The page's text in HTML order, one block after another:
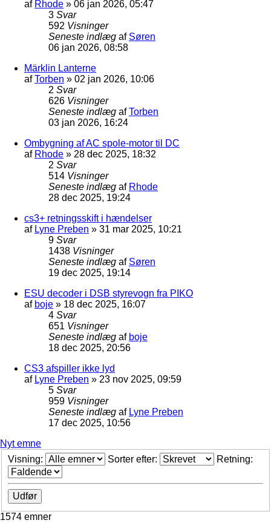
af Rhode » 06 jan 2026, 05:47
3 Svar
592 Visninger
Seneste indlæg af Søren
06 jan 2026, 08:58
Märklin Lanterne
afTorben » 02 jan 2026, 10:06
2 Svar
626 Visninger
Seneste indlæg afTorben
03 jan 2026, 16:24
Ombygning af AC spole-motor til DC
af Rhode » 28 dec 2025, 18:32
2 Svar
514 Visninger
Seneste indlæg af Rhode
28 dec 2025, 19:24
cs3+ retningsskift i hændelser
af Lyne Preben » 31 mar 2025, 10:21
9 Svar
1438 Visninger
Seneste indlæg af Søren
19 dec 2025, 19:14
ESU decoder i DSB styrevogn fra PIKO
af boje » 18 dec 2025, 16:07
4 Svar
651 Visninger
Seneste indlæg af boje
18 dec 2025, 20:56
CS3 afspiller ikke lyd
af Lyne Preben » 23 nov 2025, 09:59
5 Svar
959 Visninger
Seneste indlæg af Lyne Preben
17 dec 2025, 10:56
Nyt emne
Visning:
Sorter efter: Retning:
1574 emner